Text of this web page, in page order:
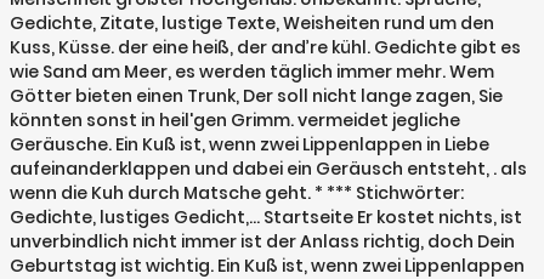
Gedichte, Zitate, lustige Texte, Weisheiten rund um den
Kuss, Küsse. der eine heiß, der and’re kühl. Gedichte gibt es
wie Sand am Meer, es werden täglich immer mehr. Wem
Götter bieten einen Trunk, Der soll nicht lange zagen, Sie
könnten sonst in heil'gen Grimm. vermeidet jegliche
Geräusche. Ein Kuß ist, wenn zwei Lippenlappen in Liebe
aufeinanderklappen und dabei ein Geräusch entsteht, . als
wenn die Kuh durch Matsche geht. * *** Stichwörter:
Gedichte, lustiges Gedicht,… Startseite Er kostet nichts, ist
unverbindlich nicht immer ist der Anlass richtig, doch Dein
Geburtstag ist wichtig. Ein Kuß ist, wenn zwei Lippenlappen